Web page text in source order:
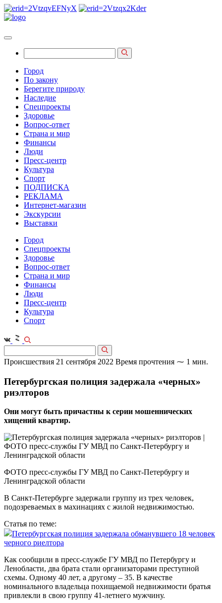
Город
По закону
Берегите природу
Наследие
Спецпроекты
Здоровье
Вопрос-ответ
Страна и мир
Финансы
Люди
Пресс-центр
Культура
Спорт
ПОДПИСКА
РЕКЛАМА
Интернет-магазин
Экскурсии
Выставки
Город
Спецпроекты
Здоровье
Вопрос-ответ
Страна и мир
Финансы
Люди
Пресс-центр
Культура
Спорт
Происшествия 21 сентября 2022 Время прочтения ⁓ 1 мин.
Петербургская полиция задержала «черных»
риэлторов
Они могут быть причастны к серии мошеннических
хищений квартир.
ФОТО пресс-службы ГУ МВД по Санкт-Петербургу и
Ленинградской области
В Санкт-Петербурге задержали группу из трех человек,
подозреваемых в махинациях с жилой недвижимостью.
Статья по теме:
Петербургская полиция задержала обманувшего 18 человек
черного риелтора
Как сообщили в пресс-службе ГУ МВД по Петербургу и
Ленобласти, два брата стали организаторами преступной
схемы. Одному 40 лет, а другому – 35. В качестве
номинального владельца похищаемой недвижимости братья
привлекли в свою группу 41-летнего мужчину.